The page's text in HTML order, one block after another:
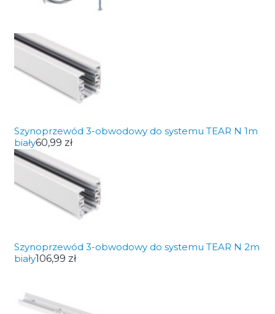
Szynoprzewód 3-obwodowy do systemu TEAR N 1m
biały60,99 zł
Szynoprzewód 3-obwodowy do systemu TEAR N 2m
biały106,99 zł